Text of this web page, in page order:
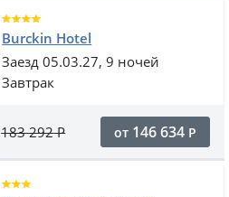
Burckin Hotel
Заезд 05.03.27, 9 ночей
Завтрак
183 292Р от 146 634 Р